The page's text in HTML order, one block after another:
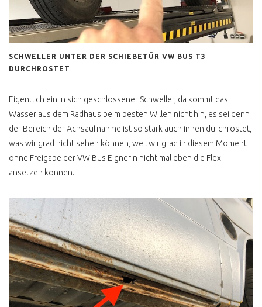
SCHWELLER UNTER DER SCHIEBETÜR VW BUS T3
DURCHROSTET
Eigentlich ein in sich geschlossener Schweller, da kommt das
Wasser aus dem Radhaus beim besten Willen nicht hin, es sei denn
der Bereich der Achsaufnahme ist so stark auch innen durchrostet,
was wir grad nicht sehen können, weil wir grad in diesem Moment
ohne Freigabe der VW Bus Eignerin nicht mal eben die Flex
ansetzen können.